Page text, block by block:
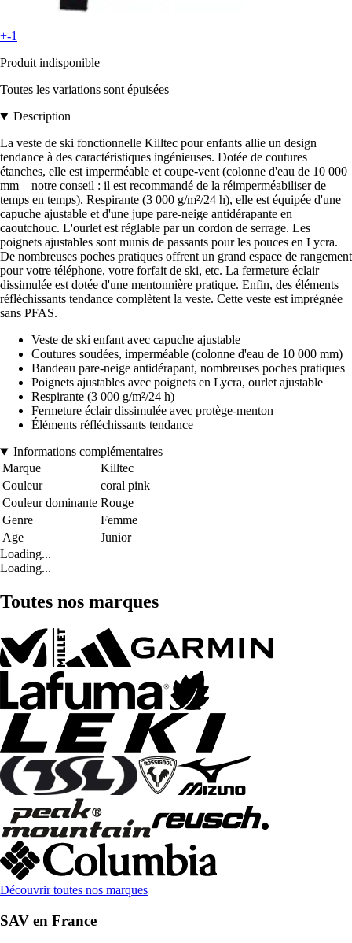
+-1
Produit indisponible
Toutes les variations sont épuisées
Description
La veste de ski fonctionnelle Killtec pour enfants allie un design
tendance à des caractéristiques ingénieuses. Dotée de coutures
étanches, elle est imperméable et coupe-vent (colonne d'eau de 10 000
mm – notre conseil : il est recommandé de la réimperméabiliser de
temps en temps). Respirante (3 000 g/m²/24 h), elle est équipée d'une
capuche ajustable et d'une jupe pare-neige antidérapante en
caoutchouc. L'ourlet est réglable par un cordon de serrage. Les
poignets ajustables sont munis de passants pour les pouces en Lycra.
De nombreuses poches pratiques offrent un grand espace de rangement
pour votre téléphone, votre forfait de ski, etc. La fermeture éclair
dissimulée est dotée d'une mentonnière pratique. Enfin, des éléments
réfléchissants tendance complètent la veste. Cette veste est imprégnée
sans PFAS.
Veste de ski enfant avec capuche ajustable
Coutures soudées, imperméable (colonne d'eau de 10 000 mm)
Bandeau pare-neige antidérapant, nombreuses poches pratiques
Poignets ajustables avec poignets en Lycra, ourlet ajustable
Respirante (3 000 g/m²/24 h)
Fermeture éclair dissimulée avec protège-menton
Éléments réfléchissants tendance
Informations complémentaires
Marque
Killtec
Couleur
coral pink
Couleur dominante Rouge
Genre
Femme
Age
Junior
Loading...
Loading...
Toutes nos marques
Découvrir toutes nos marques
SAV en France